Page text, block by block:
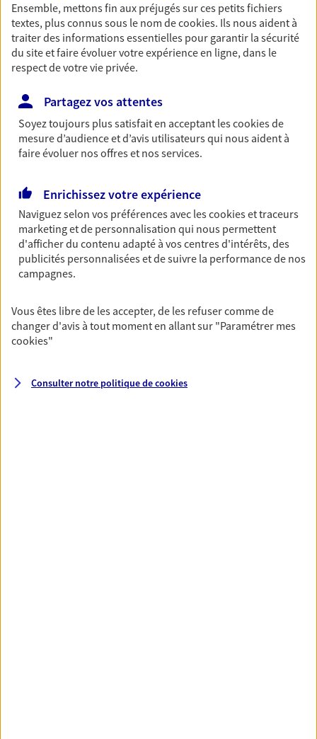
Épargne
Réalisez vos projets grâce à votre épargne : achat
immobilier, études des enfants ou voyage autour
simplement, selon votre profil.
Découvrir les offres Épargne
Préparez sereinement ce nouveau chapitre de
votre vie avec les conseils d'un expert. Découvrez
notre solution PER (Plan Epargne Retraite)
spécialement conçue pour la retraite.
Découvrir l'offre Retraite
Prévoyance
Pour un avenir serein, assurez-vous avec notre
contrat prévoyance. Préservez vos proches en cas
invalidité ou de décès.
Ensemble, mettons fin aux préjugés sur ces petits fichiers
textes, plus connus sous le nom decookies. Ils nous aident à
traiter des informations essentielles pour garantir la sécurité
du site et faire évoluer votre expérience en ligne, dans le
respect de votre vie privée.
Partagez vos attentes
Soyez toujours plus satisfait en acceptant lescookiesde
mesure d’audience et d’avis utilisateurs qui nous aident à
faire évoluer nos offres et nos services.
Enrichissez votre expérience
Naviguez selon vos préférences avec lescookies et traceurs
marketing et de personnalisation qui nous permettent
d'afficher du contenu adapté à vos centres d'intérêts, des
publicités personnalisées et de suivre la performance de nos
campagnes.
Vous êtes libre de les accepter, de les refuser comme de
changer d'avis à tout moment en allant sur "Paramétrer mes
cookies"
Consulter notre politique decookies